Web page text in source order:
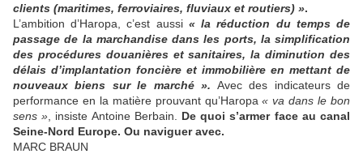
clients (maritimes, ferroviaires, fluviaux et routiers) ».
L’ambition d’Haropa, c’est aussi « la réduction du temps de
passage de la marchandise dans les ports, la simplification
des procédures douanières et sanitaires, la diminution des
délais d’implantation foncière et immobilière en mettant de
nouveaux biens sur le marché ». Avec des indicateurs de
performance en la matière prouvant qu’Haropa« va dans le bon
sens » , insiste Antoine Berbain. De quoi s’armer face au canal
Seine-Nord Europe. Ou naviguer avec.
MARC BRAUN